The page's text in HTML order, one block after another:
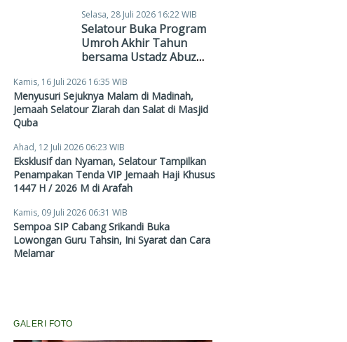
Selasa, 28 Juli 2026 16:22 WIB
Selatour Buka Program
Umroh Akhir Tahun
bersama Ustadz Abuz
Mulai Rp38,4 Juta
Kamis, 16 Juli 2026 16:35 WIB
Menyusuri Sejuknya Malam di Madinah,
Jemaah Selatour Ziarah dan Salat di Masjid
Quba
Ahad, 12 Juli 2026 06:23 WIB
Eksklusif dan Nyaman, Selatour Tampilkan
Penampakan Tenda VIP Jemaah Haji Khusus
1447 H / 2026 M di Arafah
Kamis, 09 Juli 2026 06:31 WIB
Sempoa SIP Cabang Srikandi Buka
Lowongan Guru Tahsin, Ini Syarat dan Cara
Melamar
GALERI FOTO